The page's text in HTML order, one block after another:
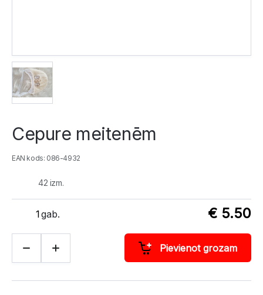
Cepure meitenēm
EAN kods: 086-4932
42 izm.
€ 5.50
gab.
Pievienot grozam